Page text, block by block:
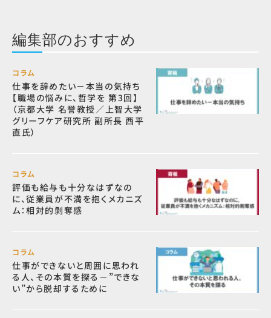
編集部のおすすめ
コラム
仕事を辞めたい－本当の気持ち
【職場の悩みに、哲学を 第3回】
（京都大学 名誉教授／上智大学
グリーフケア研究所 副所長 西平
直氏）
コラム
評価も給与も十分なはずなの
に、従業員が不満を抱くメカニズ
ム：相対的剝奪感
コラム
仕事ができないと周囲に思われ
る人、その本質を探る－”できな
い”から脱却するために